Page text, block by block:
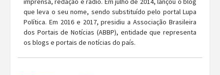
que leva o seu nome, sendo substituído pelo portal Lupa
Política. Em 2016 e 2017, presidiu a Associação Brasileira
dos Portais de Notícias (ABBP), entidade que representa
os blogs e portais de notícias do país.